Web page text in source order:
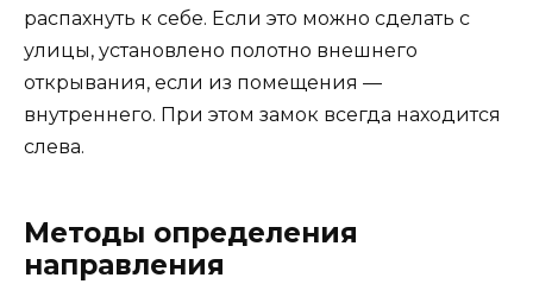
распахнуть к себе. Если это можно сделать с
улицы, установлено полотно внешнего
открывания, если из помещения —
внутреннего. При этом замок всегда находится
слева.
Методы определения
направления